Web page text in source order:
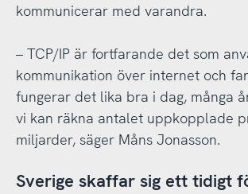
kommunicerar med varandra.
– TCP/IP är fortfarande det som
kommunikation över internet och
fungerar det lika bra i dag, många
vi kan räkna antalet uppkopplade
miljarder, säger Måns Jonasson.
Sverige skaffar sig ett tidigt